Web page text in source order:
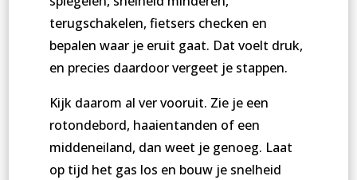
terugschakelen, fietsers checken en
bepalen waar je eruit gaat. Dat voelt druk,
en precies daardoor vergeet je stappen.
Kijk daarom al ver vooruit. Zie je een
rotondebord, haaientanden of een
middeneiland, dan weet je genoeg. Laat
op tijd het gas los en bouw je snelheid